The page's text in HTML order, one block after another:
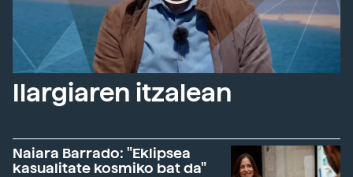
Ilargiaren itzalean
Naiara Barrado: "Eklipsea
kasualitate kosmiko bat da"